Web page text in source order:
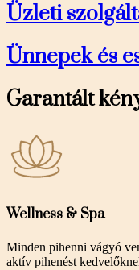
Üzleti
Ünnepek és
Garantált
Wellness & Spa
Minden pihenni vágyó
aktív pihenést